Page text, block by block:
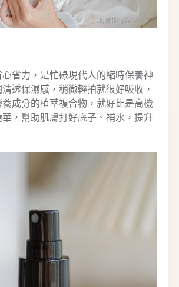
省力，是忙碌現代人的縮時保養神
透保濕感，稍微輕拍就很好吸收，
養成分的植萃複合物，就好比是高機
，幫助肌膚打好底子、補水，提升